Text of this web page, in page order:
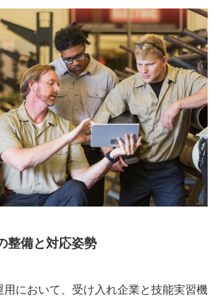
整備と対応姿勢
用において、受け入れ企業と技能実習機